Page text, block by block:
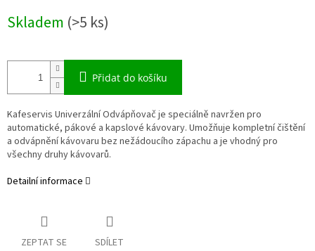
Skladem (>5 ks)
Přidat do košíku
Kafeservis Univerzální Odvápňovač je speciálně navržen pro
automatické, pákové a kapslové kávovary. Umožňuje kompletní čištění
a odvápnění kávovaru bez nežádoucího zápachu a je vhodný pro
všechny druhy kávovarů.
Detailní informace
ZEPTAT SE SDÍLET